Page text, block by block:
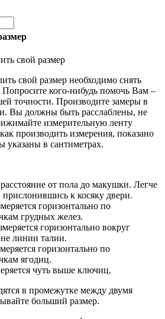
свой размер
свой размер необходимо снять
кого-нибудь помочь Вам –
точности. Производите замеры в
Вы должны быть расслаблены, не
измерительную ленту
производить измерения, показано
указаны в сантиметрах.
от пола до макушки. Легче
прислонившись к косяку двери.
горизонтально по
грудных желез.
горизонтально вокруг
линии талии.
горизонтально по
ягодиц.
чуть выше ключиц.
в промежутке между двумя
больший размер.